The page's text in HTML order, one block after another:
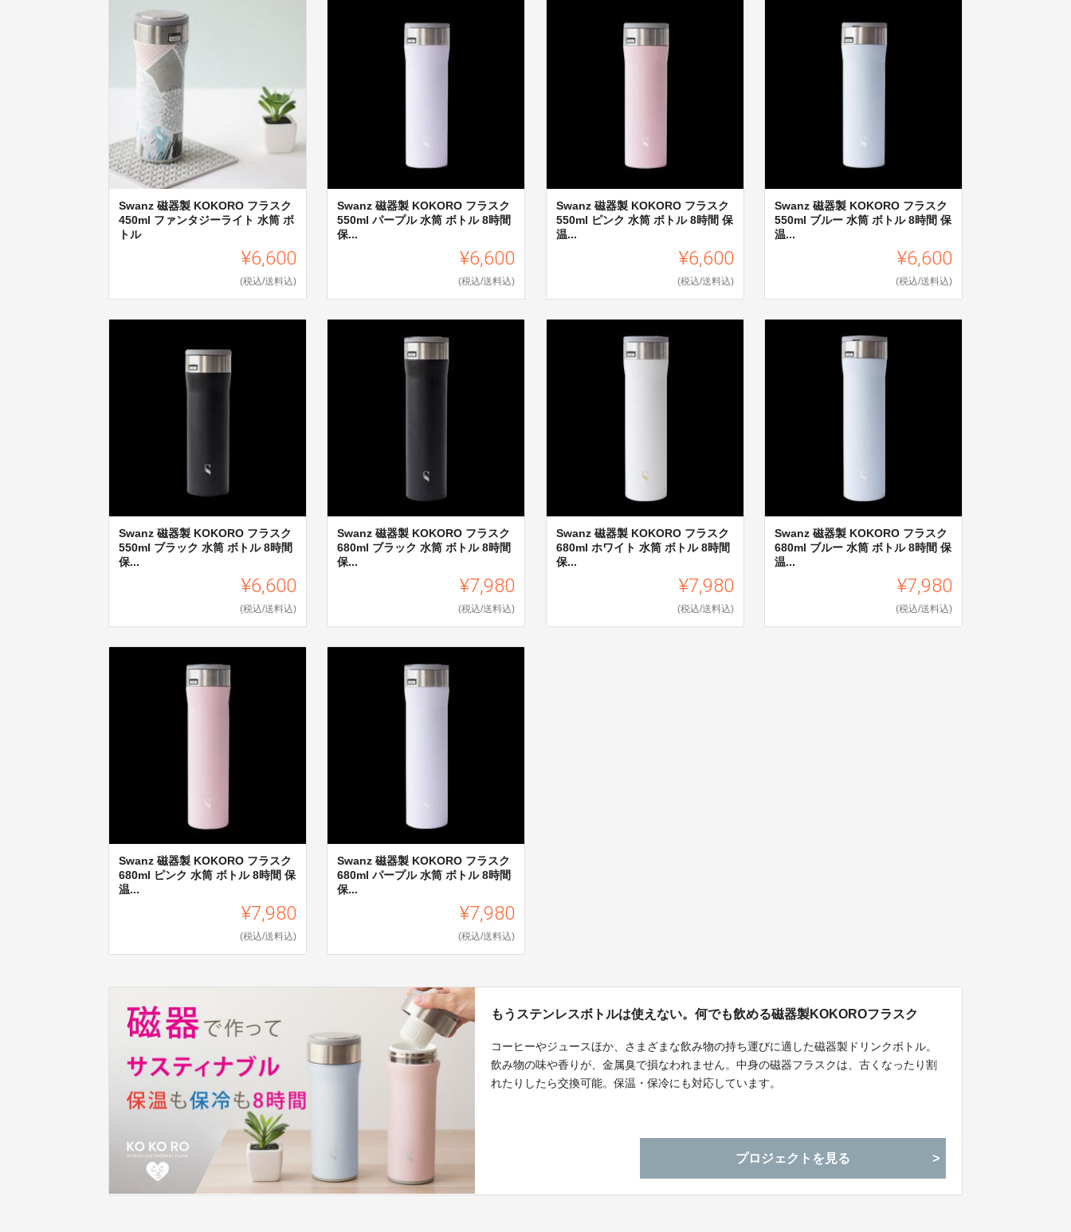
Swanz 磁器製 KOKORO フラスク
450ml ファンタジーライト 水筒 ボ
トル
¥6,600
(税込/送料込)
Swanz 磁器製 KOKORO フラスク
550ml パープル 水筒 ボトル 8時間
保...
¥6,600
(税込/送料込)
Swanz 磁器製 KOKORO フラスク
550ml ピンク 水筒 ボトル 8時間 保
温...
¥6,600
(税込/送料込)
Swanz 磁器製 KOKORO フラスク
550ml ブルー 水筒 ボトル 8時間 保
温...
¥6,600
(税込/送料込)
Swanz 磁器製 KOKORO フラスク
550ml ブラック 水筒 ボトル 8時間
保...
¥6,600
(税込/送料込)
Swanz 磁器製 KOKORO フラスク
680ml ブラック 水筒 ボトル 8時間
保...
¥7,980
(税込/送料込)
Swanz 磁器製 KOKORO フラスク
680ml ホワイト 水筒 ボトル 8時間
保...
¥7,980
(税込/送料込)
Swanz 磁器製 KOKORO フラスク
680ml ブルー 水筒 ボトル 8時間 保
温...
¥7,980
(税込/送料込)
Swanz 磁器製 KOKORO フラスク
680ml ピンク 水筒 ボトル 8時間 保
温...
¥7,980
(税込/送料込)
Swanz 磁器製 KOKORO フラスク
680ml パープル 水筒 ボトル 8時間
保...
¥7,980
(税込/送料込)
もうステンレスボトルは使えない。何でも飲める磁器製KOKOROフラスク
コーヒーやジュースほか、さまざまな飲み物の持ち運びに適した磁器製ドリンクボトル。
飲み物の味や香りが、金属臭で損なわれません。中身の磁器フラスクは、古くなったり割
れたりしたら交換可能。保温・保冷にも対応しています。
プロジェクトを見る